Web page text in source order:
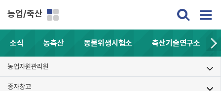
농업/축산
소식 농축산 동물위생시험소 축산기술연구소
농업자원관리원
종자창고